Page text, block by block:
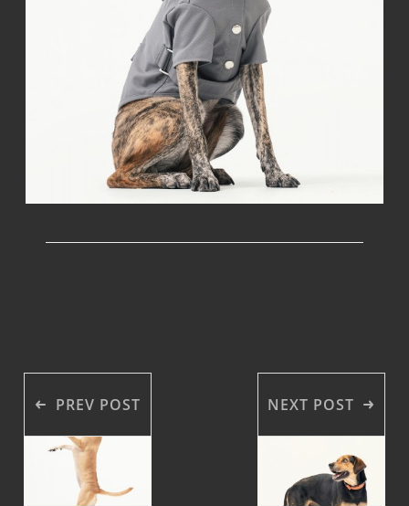
PREV POST NEXT POST